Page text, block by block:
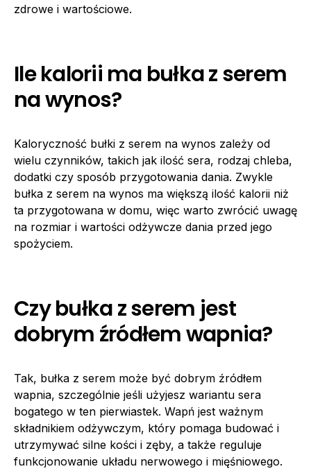
zdrowe i wartościowe.
Ile kalorii ma bułka z serem
na wynos?
Kaloryczność bułki z serem na wynos zależy od
wielu czynników, takich jak ilość sera, rodzaj chleba,
dodatki czy sposób przygotowania dania. Zwykle
bułka z serem na wynos ma większą ilość kalorii niż
ta przygotowana w domu, więc warto zwrócić uwagę
na rozmiar i wartości odżywcze dania przed jego
spożyciem.
Czy bułka z serem jest
dobrym źródłem wapnia?
Tak, bułka z serem może być dobrym źródłem
wapnia, szczególnie jeśli użyjesz wariantu sera
bogatego w ten pierwiastek. Wapń jest ważnym
składnikiem odżywczym, który pomaga budować i
utrzymywać silne kości i zęby, a także reguluje
funkcjonowanie układu nerwowego i mięśniowego.